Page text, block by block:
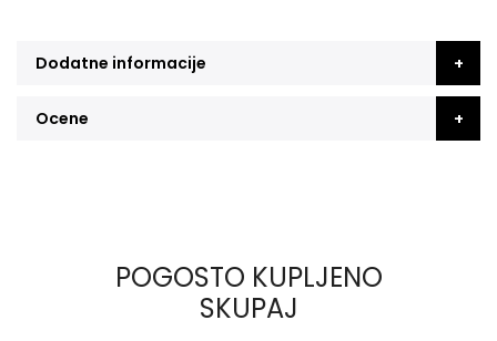
Dodatne informacije
Ocene
POGOSTO KUPLJENO
SKUPAJ